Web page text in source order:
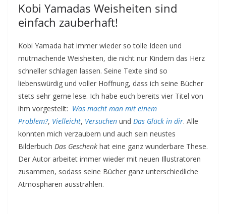
Kobi Yamadas Weisheiten sind
einfach zauberhaft!
Kobi Yamada hat immer wieder so tolle Ideen und
mutmachende Weisheiten, die nicht nur Kindern das Herz
schneller schlagen lassen. Seine Texte sind so
liebenswürdig und voller Hoffnung, dass ich seine Bücher
stets sehr gerne lese. Ich habe euch bereits vier Titel von
ihm vorgestellt: Was macht man mit einem
Problem?, Vielleicht, Versuchen und Das Glück in dir. Alle
konnten mich verzaubern und auch sein neustes
Bilderbuch Das Geschenk hat eine ganz wunderbare These.
Der Autor arbeitet immer wieder mit neuen Illustratoren
zusammen, sodass seine Bücher ganz unterschiedliche
Atmosphären ausstrahlen.